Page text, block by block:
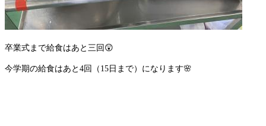
卒業式まで給食はあと三回😲
今学期の給食はあと4回（15日まで）になります🌸